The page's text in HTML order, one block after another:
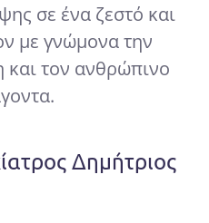
σε ένα ζεστό και
με γνώμονα την
τον ανθρώπινο
Δημήτριος